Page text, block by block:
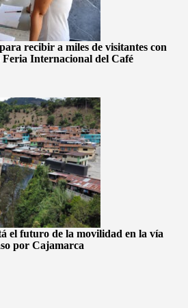
recibir a miles de visitantes con
Internacional del Café
el futuro de la movilidad en la vía
por Cajamarca